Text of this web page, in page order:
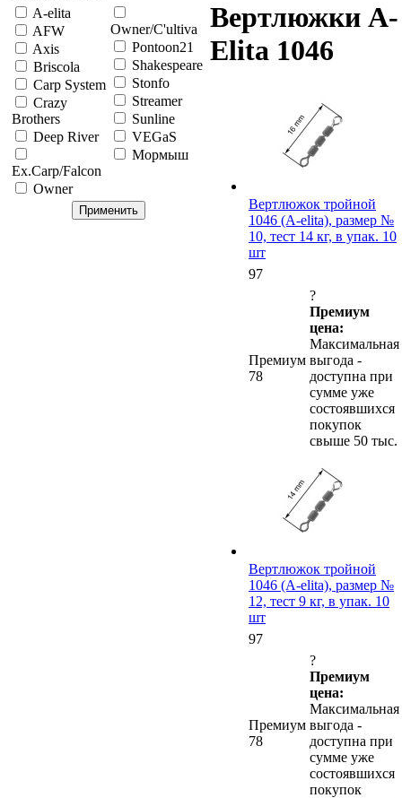
A-elita
AFW
Axis
Briscola
Carp System
Crazy
Brothers
Deep River
Ex.Carp/Falcon
Owner
Owner/C'ultiva
Pontoon21
Shakespeare
Stonfo
Streamer
Sunline
VEGaS
Мормыш
Вертлюжки A-
Elita 1046
Вертлюжок тройной
1046 (A-elita), размер №
10, тест 14 кг, в упак. 10
шт
97
Премиум
78
?
Премиум
цена:
Максимальная
выгода -
доступна при
сумме уже
состоявшихся
покупок
свыше 50 тыс.
Вертлюжок тройной
1046 (A-elita), размер №
12, тест 9 кг, в упак. 10
шт
97
Премиум
78
?
Премиум
цена:
Максимальная
выгода -
доступна при
сумме уже
состоявшихся
покупок